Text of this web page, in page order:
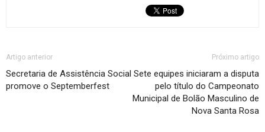
Artigo anterior
Secretaria de Assistência Social
promove o Septemberfest
Próximo artigo
Sete equipes iniciaram a disputa
pelo título do Campeonato
Municipal de Bolão Masculino de
Nova Santa Rosa